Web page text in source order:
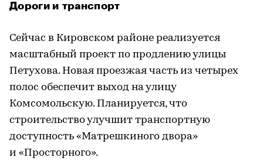
Дороги и транспорт
Сейчас в Кировском районе реализуется
масштабный проект по продлению улицы
Петухова. Новая проезжая часть из четырех
полос обеспечит выход на улицу
Комсомольскую. Планируется, что
строительство улучшит транспортную
доступность «Матрешкиного двора»
и «Просторного».